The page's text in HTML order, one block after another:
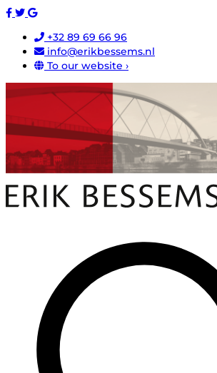
+32 89 69 66 96
info@erikbessems.nl
To our website ›